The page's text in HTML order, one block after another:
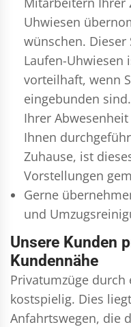
Uhwiesen
wünschen. Dieser
Laufen-Uhwiesen
vorteilhaft, wenn
eingebunden
Ihrer
Ihnen
Zuhause, ist
Vorstellungen
Gerne
und
Unsere Kunden
Kundennähe
Privatumzüge
kostspielig. Dies
Anfahrtswegen, die